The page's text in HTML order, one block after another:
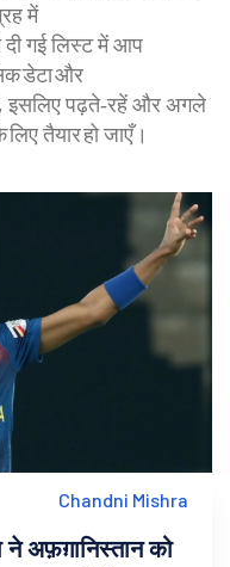
में
दी गई लिस्ट में आप
डेटा और
इसलिए पढ़ते‑रहें और अगले
तैयार हो जाएँ।
Chandni Mishra
अफ़ग़ानिस्तान को